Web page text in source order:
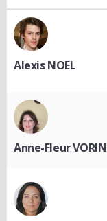
Alexis NOEL
Anne-Fleur VORIN